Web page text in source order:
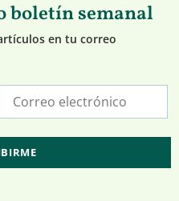
boletín semanal
en tu correo